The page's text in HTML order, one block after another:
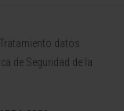
Tratamiento datos
de Seguridad de la